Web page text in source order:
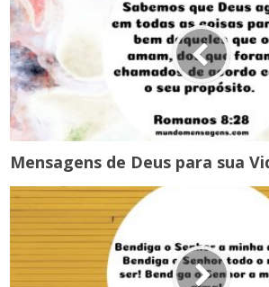
Mensagens de Deus para sua